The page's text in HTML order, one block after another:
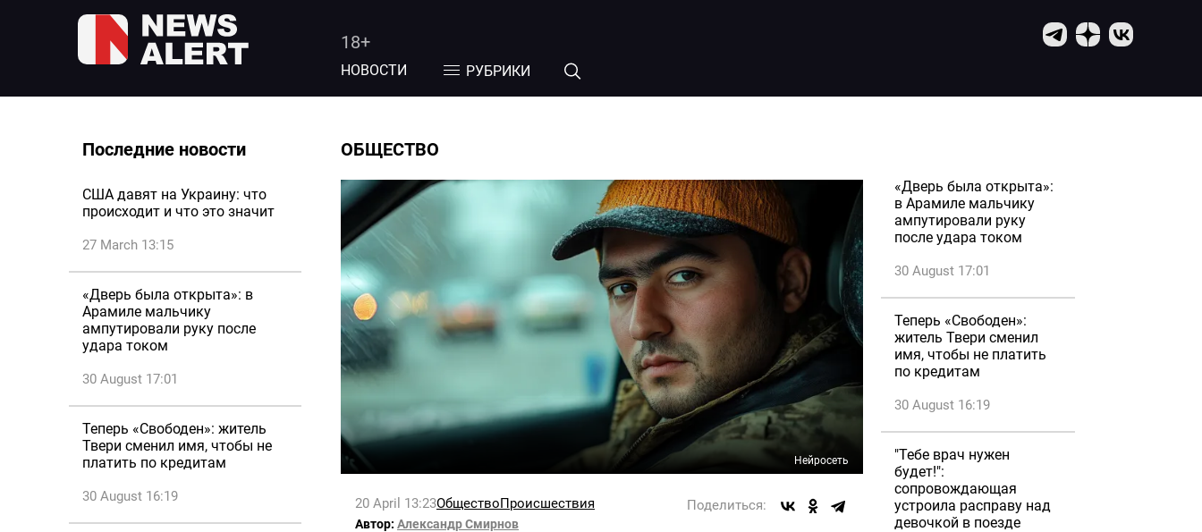
18+
НОВОСТИ РУБРИКИ
Последние новости
США давят на Украину: что
происходит и что это значит
27 March 13:15
«Дверь была открыта»: в
Арамиле мальчику
ампутировали руку после
удара током
30 August 17:01
Теперь «Свободен»: житель
Твери сменил имя, чтобы не
платить по кредитам
30 August 16:19
ОБЩЕСТВО
Нейросеть
20 April 13:23ОбществоПроисшествия Поделиться:
Автор: Александр Смирнов
«Дверь была открыта»:
в Арамиле мальчику
ампутировали руку
после удара током
30 August 17:01
Теперь «Свободен»:
житель Твери сменил
имя, чтобы не платить
по кредитам
30 August 16:19
"Тебе врач нужен
будет!":
сопровождающая
устроила расправу над
девочкой в поезде